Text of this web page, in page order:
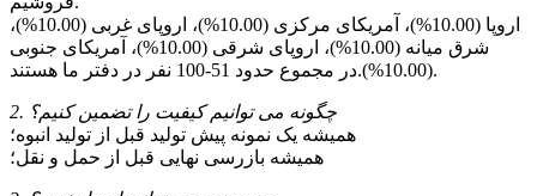
اروپا (10.00%)، آمریکای مرکزی (10.00%)، اروپای غربی (10.00%)،
شرق میانه (10.00%)، اروپای شرقی (10.00%)، آمریکای جنوبی
(10.00%).در مجموع حدود 51-100 نفر در دفتر ما هستند.
2. چگونه می توانیم کیفیت را تضمین کنیم؟
همیشه یک نمونه پیش تولید قبل از تولید انبوه؛
همیشه بازرسی نهایی قبل از حمل و نقل؛